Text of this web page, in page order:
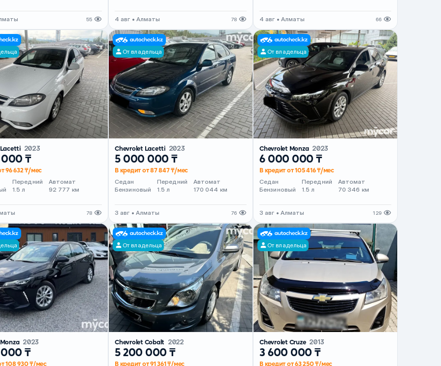
55 4 авг • Алматы 78 4 авг • Алматы 66
2023
₸
96 632 ₸/мес
Передний
1.5 л
Автомат
92 777 км
78
От владельца
Chevrolet Lacetti 2023
5 000 000 ₸
В кредит от 87 847 ₸/мес
Седан
Бензиновый
Передний
1.5 л
Автомат
170 044 км
3 авг • Алматы 76
От владельца
Chevrolet Monza 2023
6 000 000 ₸
В кредит от 105 416 ₸/мес
Седан
Бензиновый
Передний
1.5 л
Автомат
70 346 км
3 авг • Алматы 129
2023
₸
108 930 ₸/мес
От владельца
Chevrolet Cobalt 2022
5 200 000 ₸
В кредит от 91 361 ₸/мес
От владельца
Chevrolet Cruze 2013
3 600 000 ₸
В кредит от 63 250 ₸/мес